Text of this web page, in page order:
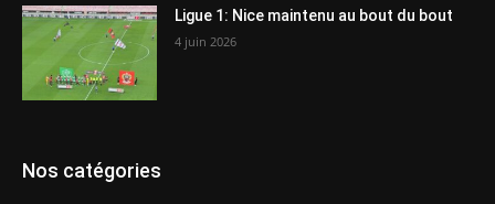
Ligue 1: Nice maintenu au bout du bout
4 juin 2026
Nos catégories